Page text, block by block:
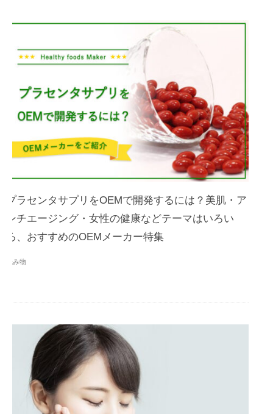
プラセンタサプリをOEMで開発するには？美肌・ア
ンチエージング・女性の健康などテーマはいろい
ろ、おすすめのOEMメーカー特集
読み物